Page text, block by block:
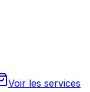
Voir les services